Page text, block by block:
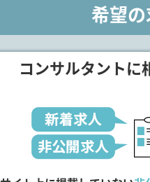
希望
コンサルタントに